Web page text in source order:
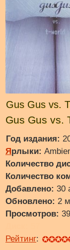
Gus Gus vs.
Gus Gus vs.
Год издания:
Ярлыки:
Количество
Количество
Добавлено: 30
Обновлено: 2
Просмотров:
Рейтинг: